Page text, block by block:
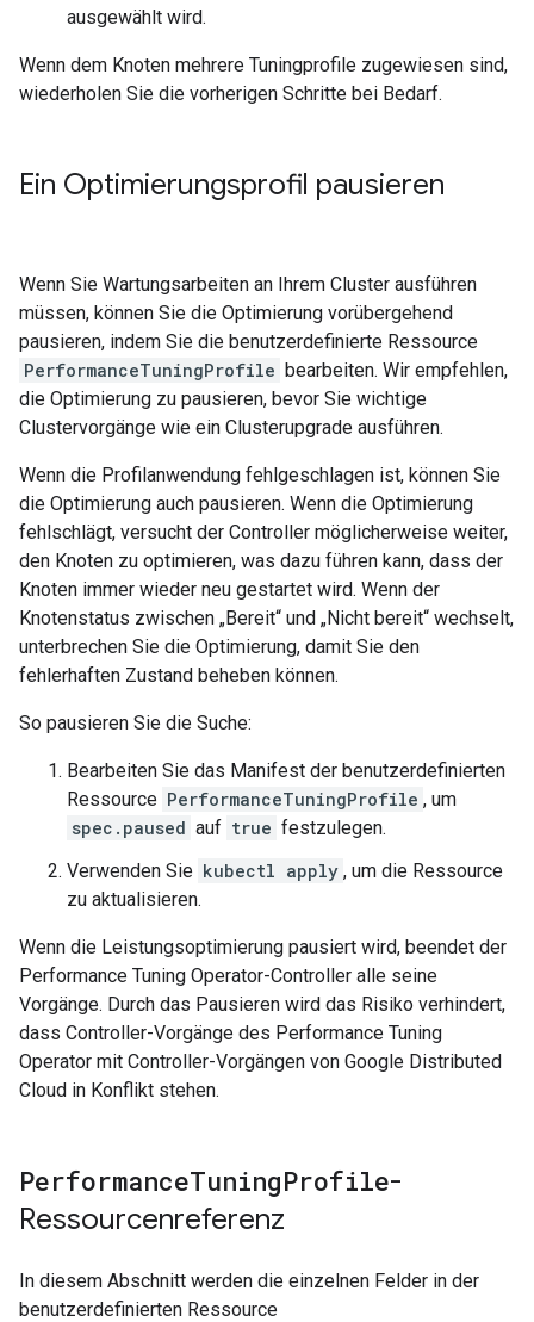
ausgewählt wird.
Wenn dem Knoten mehrere Tuningprofile zugewiesen sind,
wiederholen Sie die vorherigen Schritte bei Bedarf.
Ein Optimierungsprofil pausieren
Wenn Sie Wartungsarbeiten an Ihrem Cluster ausführen
müssen, können Sie die Optimierung vorübergehend
pausieren, indem Sie die benutzerdefinierte Ressource
PerformanceTuningProfile bearbeiten. Wir empfehlen,
die Optimierung zu pausieren, bevor Sie wichtige
Clustervorgänge wie ein Clusterupgrade ausführen.
Wenn die Profilanwendung fehlgeschlagen ist, können Sie
die Optimierung auch pausieren. Wenn die Optimierung
fehlschlägt, versucht der Controller möglicherweise weiter,
den Knoten zu optimieren, was dazu führen kann, dass der
Knoten immer wieder neu gestartet wird. Wenn der
Knotenstatus zwischen „Bereit“ und „Nicht bereit“ wechselt,
unterbrechen Sie die Optimierung, damit Sie den
fehlerhaften Zustand beheben können.
So pausieren Sie die Suche:
Bearbeiten Sie das Manifest der benutzerdefinierten
Ressource PerformanceTuningProfile , um
spec.paused auf true festzulegen.
Verwenden Sie kubectl apply , um die Ressource
zu aktualisieren.
Wenn die Leistungsoptimierung pausiert wird, beendet der
Performance Tuning Operator-Controller alle seine
Vorgänge. Durch das Pausieren wird das Risiko verhindert,
dass Controller-Vorgänge des Performance Tuning
Operator mit Controller-Vorgängen von Google Distributed
Cloud in Konflikt stehen.
PerformanceTuningProfile-
Ressourcenreferenz
In diesem Abschnitt werden die einzelnen Felder in der
benutzerdefinierten Ressource